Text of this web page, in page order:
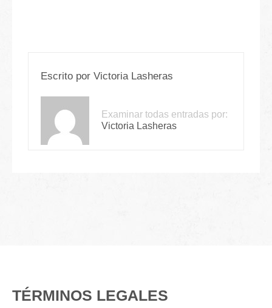
Escrito por Victoria Lasheras
Examinar todas entradas por:
Victoria Lasheras
TÉRMINOS LEGALES